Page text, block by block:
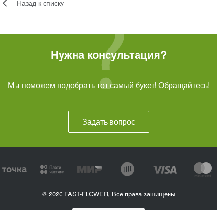
Назад к списку
Нужна консультация?
Мы поможем подобрать тот самый букет! Обращайтесь!
Задать вопрос
© 2026 FAST-FLOWER, Все права защищены